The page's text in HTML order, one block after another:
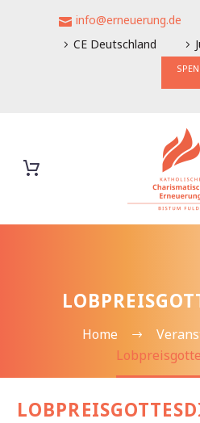
info@erneuerung.de
CE Deutschland
Home